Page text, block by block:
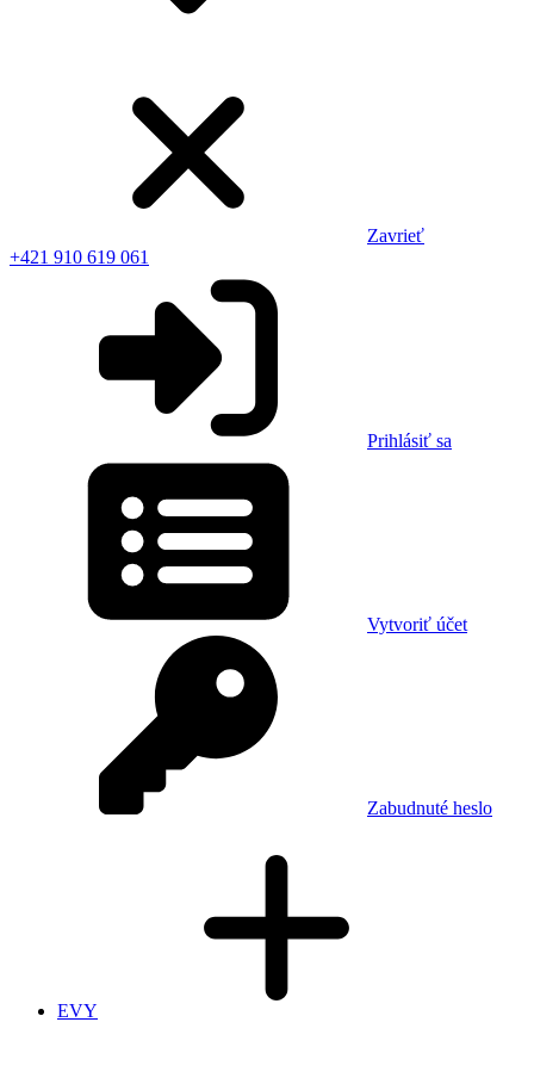
Zavrieť
+421 910 619 061
Prihlásiť sa
Vytvoriť účet
Zabudnuté heslo
EVY